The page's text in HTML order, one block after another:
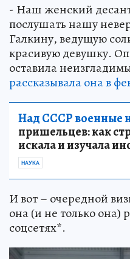
- Наш женский
послушать нашу
Галкину, ведущую
красивую девушку.
оставила
рассказывала она в
Над СССР военные
пришельцев: как
искала и изучала
НАУКА
И вот – очередной
она (и не только она)
соцсетях*.